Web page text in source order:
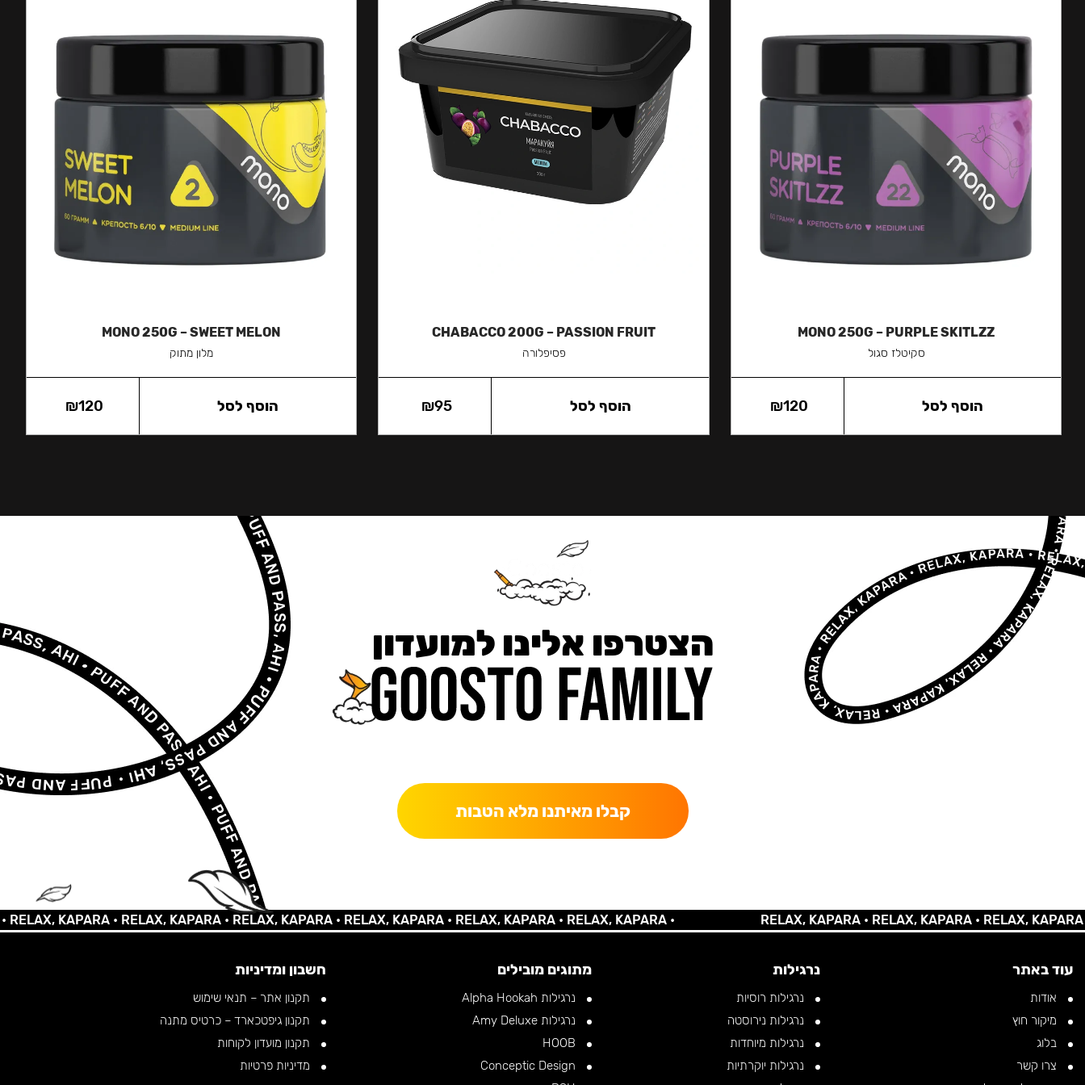
MONO 250G – PURPLE SKITLZZ
סקיטלז סגול
₪120 הוסף לסל
CHABACCO 200G – PASSION FRUIT
פסיפלורה
₪95 הוסף לסל
MONO 250G – SWEET MELON
מלון מתוק
₪120 הוסף לסל
הצטרפו אלינו למועדון
קבלו מאיתנו מלא הטבות
KAPARA •RELAX, KAPARA •RELAX, KAPARA •RELAX, KAPARA •RELAX, KAPARA •RELAX, KAPARA • RELAX, KAPARA •RELAX, KAPARA •RELAX, KAPARA •
עוד באתר
אודות
מיקור חוץ
בלוג
צרו קשר
נרגילות
נרגילות רוסיות
נרגילות נירוסטה
נרגילות מיוחדות
נרגילות יוקרתיות
מתוגים מובילים
נרגילות Alpha Hookah
נרגילות Amy Deluxe
חשבון ומדיניות
תקנון אתר – תנאי שימוש
תקנון גיפטכארד – כרטיס מתנה
תקנון מועדון לקוחות
מדיניות פרטיות